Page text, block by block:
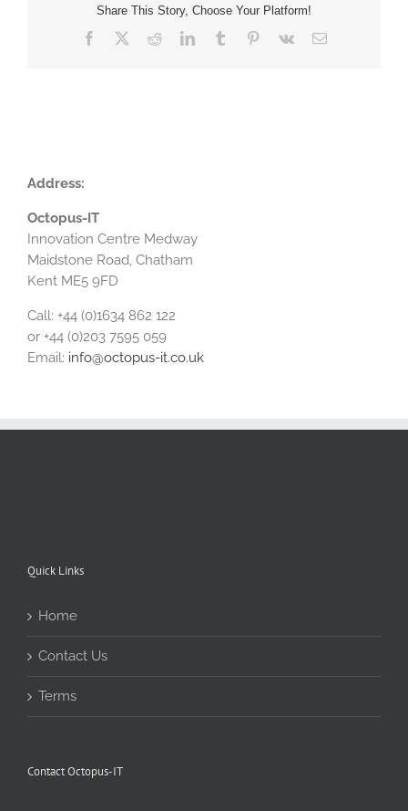
Share This Story, Choose Your Platform!
Facebook RedditLinkedInTumblr Pinterest
Vk Email
Address:
Octopus-IT
Innovation Centre Medway
Maidstone Road, Chatham
Kent ME5 9FD
Call: +44 (0)1634 862 122
or +44 (0)203 7595 059
Email: info@octopus-it.co.uk
Quick Links
Home
Contact Us
Terms
Contact Octopus-IT